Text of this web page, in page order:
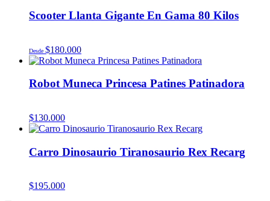
Scooter Llanta Gigante En Gama 80 Kilos
Desde $180.000
Robot Muneca Princesa Patines Patinadora
$130.000
Carro Dinosaurio Tiranosaurio Rex Recarg
$195.000